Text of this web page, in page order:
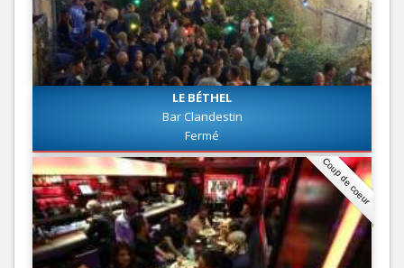
LE BÉTHEL
Bar Clandestin
Fermé
Coup de coeur